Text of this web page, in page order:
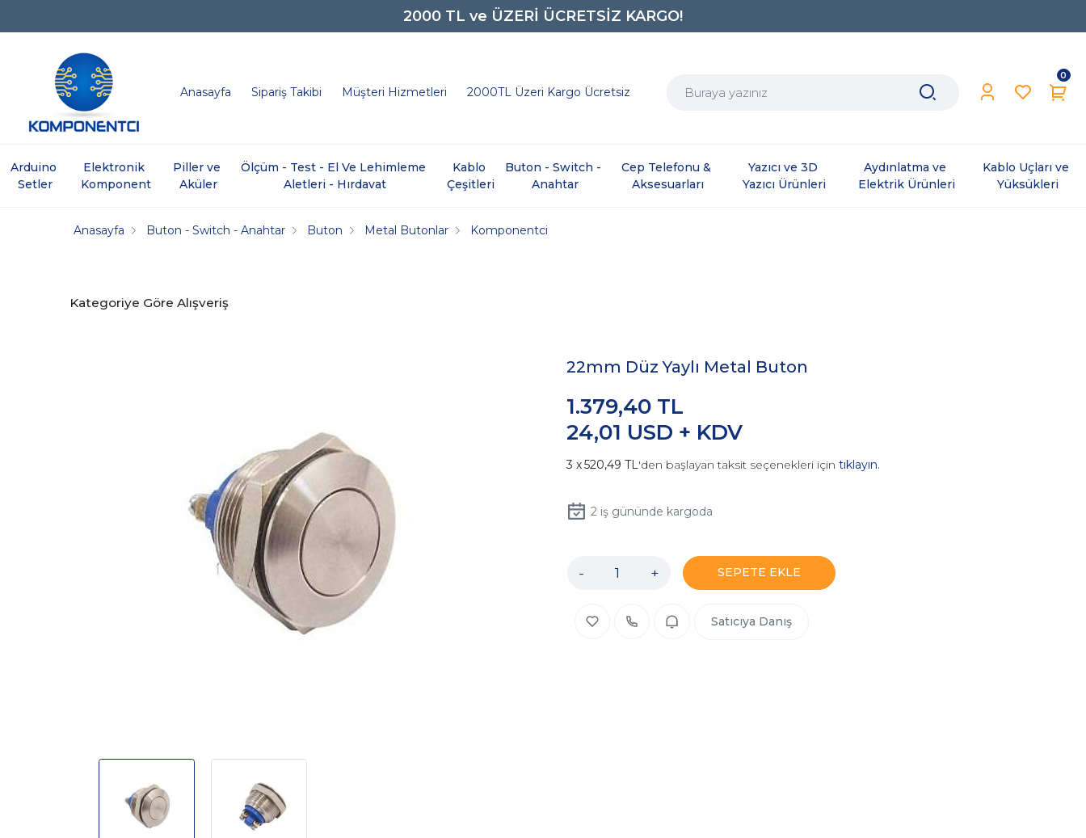
2000 TL ve ÜZERİ ÜCRETSİZ KARGO!
0850 242 0734
Anasayfa Sipariş Takibi Müşteri Hizmetleri 2000TL Üzeri Kargo Ücretsiz
0
Arduino
Setler
Elektronik
Komponent
Piller ve
Aküler
Ölçüm - Test - El Ve Lehimleme
Aletleri - Hırdavat
Kablo
Çeşitleri
Buton - Switch -
Anahtar
Cep Telefonu &
Aksesuarları
Yazıcı ve 3D
Yazıcı Ürünleri
Aydınlatma ve
Elektrik Ürünleri
Kablo Uçları ve
Yüksükleri
Anasayfa Buton - Switch - Anahtar Buton Metal Butonlar Komponentci
Kategoriye Göre Alışveriş
22mm Düz Yaylı Metal Buton
24,01 USD + KDV
1.379,40 TL
520,49 TL'den başlayan taksit seçenekleri için tıklayın.
2iş gününde kargoda
- + SEPETE EKLE
Satıcıya Danış